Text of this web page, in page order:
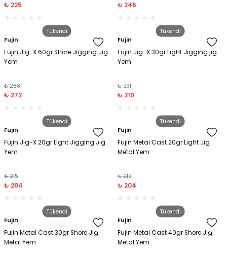
₺ 225 ₺ 246
Tükendi
Fujin
Fujin Jig-X 60gr Shore Jigging Jig
Yem
₺ 286
₺ 272
Tükendi
Fujin
Fujin Jig-X 30gr Light Jigging jig
Yem
₺ 231
₺ 219
Tükendi
Fujin
Fujin Jig-X 20gr Light Jigging Jig
Yem
₺ 215
₺ 204
Tükendi
Fujin
Fujin Metal Cast 20gr Light Jig
Metal Yem
₺ 215
₺ 204
Tükendi
Fujin
Fujin Metal Cast 30gr Shore Jig
Metal Yem
Tükendi
Fujin
Fujin Metal Cast 40gr Shore Jig
Metal Yem